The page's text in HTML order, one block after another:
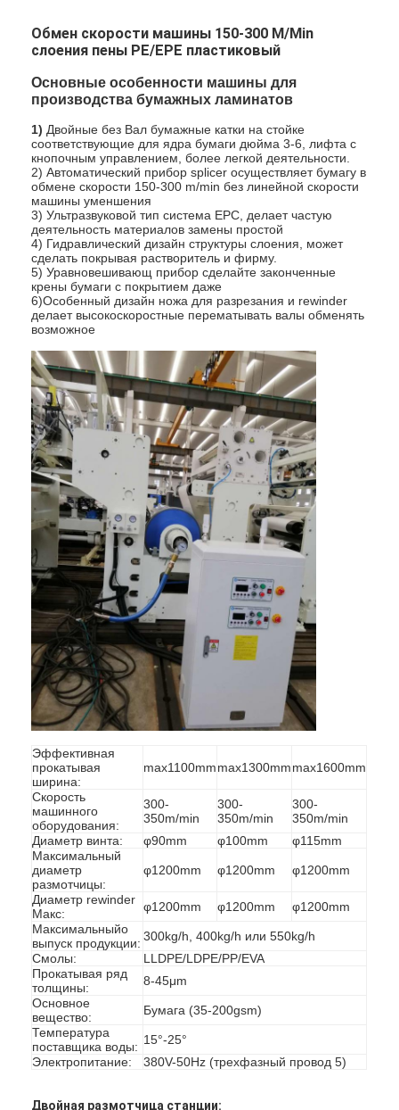
Дом
Продукты
Обмен скорости машины 150-300 M/Min
слоения пены PE/EPE пластиковый
Основные особенности машины для
производства бумажных ламинатов
1) Двойные без Вал бумажные катки на стойке
соответствующие для ядра бумаги дюйма 3-6, лифта с
кнопочным управлением, более легкой деятельности.
2) Автоматический прибор splicer осуществляет бумагу в
обмене скорости 150-300 m/min без линейной скорости
машины уменшения
3) Ультразвуковой тип система EPC, делает частую
деятельность материалов замены простой
4) Гидравлический дизайн структуры слоения, может
сделать покрывая растворитель и фирму.
5) Уравновешивающ прибор сделайте законченные
крены бумаги с покрытием даже
6)Особенный дизайн ножа для разрезания и rewinder
делает высокоскоростные перематывать валы обменять
возможное
Эффективная
прокатывая
ширина:
max1100mmmax1300mmmax1600mm
Скорость
машинного
оборудования:
300-
350m/min
300-
350m/min
300-
350m/min
Диаметр винта:
φ90mm φ100mm
φ115mm
Максимальный
диаметр
размотчицы:
φ1200mm φ1200mm φ1200mm
Диаметр rewinder
Макс:
φ1200mm φ1200mm
φ1200mm
Максимальныйо
выпуск продукции: 300kg/h, 400kg/h или 550kg/h
Смолы:
LLDPE/LDPE/PP/EVA
Прокатывая ряд
толщины:
8-45μm
Основное
вещество:
Бумага (35-200gsm)
Температура
поставщика воды: 15°-25°
Электропитание:
380V-50Hz (трехфазный провод 5)
Двойная размотчица станции: